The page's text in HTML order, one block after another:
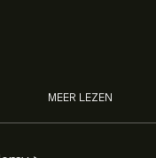
MEER LEZEN